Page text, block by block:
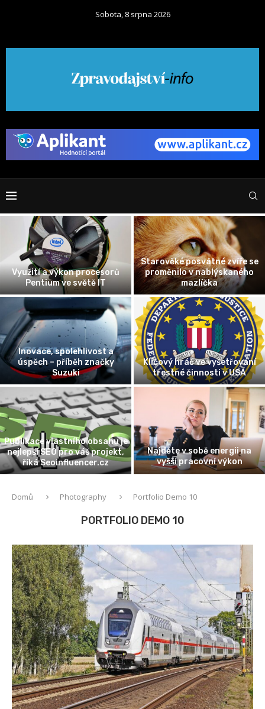
Sobota, 8 srpna 2026
Využití a výkon procesorů
Pentium ve světě IT
Starověké posvátné zvíře se
proměnilo v nablýskaného
mazlíčka
Inovace, spolehlivost a
úspěch – příběh značky
Suzuki
Klíčový hráč ve vyšetřování
trestné činnosti v USA
Publikace vlastního obsahu je
nejlepší SEO pro váš projekt,
říká Seoinfluencer.cz
Najděte v sobě energii na
vyšší pracovní výkon
Domů Photography Portfolio Demo 10
PORTFOLIO DEMO 10